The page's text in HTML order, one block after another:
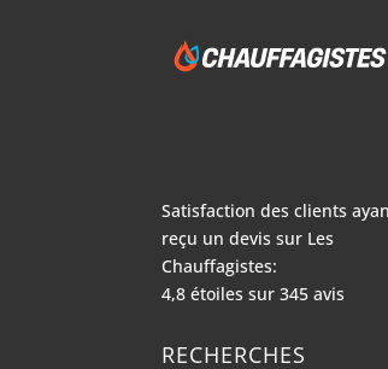
Satisfaction des clients
reçu un devis sur Les
Chauffagistes:
4,8 étoiles sur345 avis
RECHERCHES